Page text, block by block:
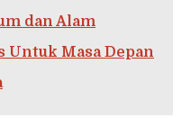
dan Alam
Untuk Masa Depan